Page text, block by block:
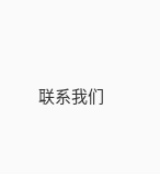
联系我们